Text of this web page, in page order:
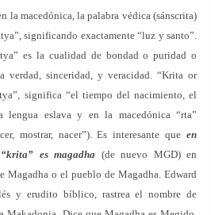
la macedónica, la palabra védica (sánscrita)
significando exactamente “luz y santo”.
es la cualidad de bondad o puridad o
verdad, sinceridad, y veracidad. “Krita or
significa “el tiempo del nacimiento, el
lengua eslava y en la macedónica “rta”
mostrar, nacer”). Es interesante que en
es magadha (de nuevo MGD) en
Magadha o el pueblo de Magadha. Edward
y erudito bíblico, rastrea el nombre de